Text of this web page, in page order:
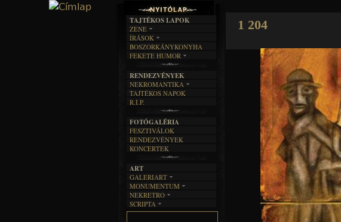
1 204
TAJTÉKOS LAPOK
ZENE
EGYÜTTESEK
INTERJÚK
FORDÍTÁSOK
DALSZÖVEGEK
ÍRÁSOK
IRODALOM
FILM
MŰVÉSZET
ÍRÁSTÖRTÉNET
BOSZORKÁNYKONYHA
FEKETE HUMOR
SZÖVEGES
RENDEZVÉNYEK
NEKROMANTIKA
AKTUÁLIS
A MÚLT
TAJTÉKOS NAPOK
R.I.P.
FOTÓGALÉRIA
FESZTIVÁLOK
RENDEZVÉNYEK
KONCERTEK
ART
GALERIART
ARTGALERI
KÉPREGÉNYEK
LAKÁSKULTS
MONUMENTUM
TEMETŐK
TEMPLOMOK
NEKRETRO
SZUBKULT
SCRIPTA
NOVELLÁK